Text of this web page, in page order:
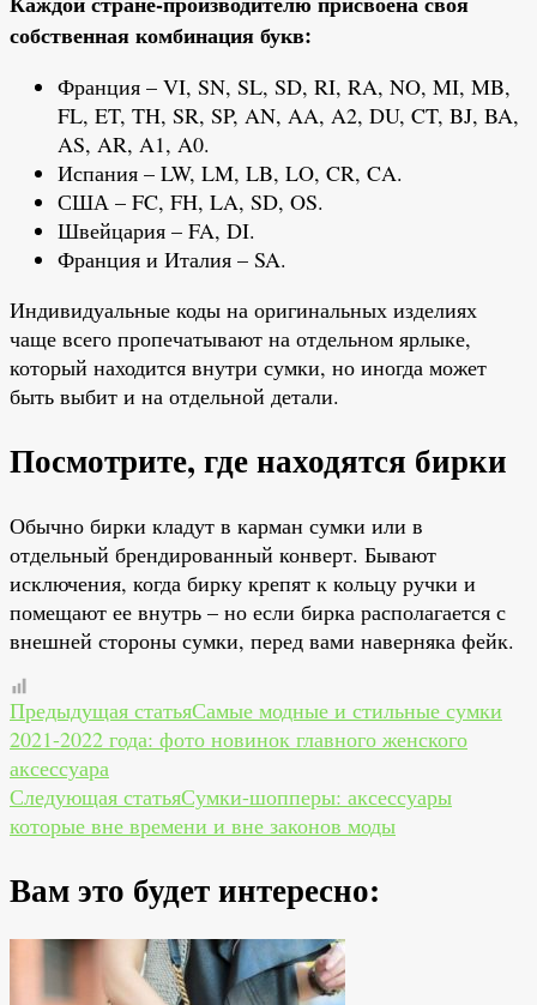
собственная комбинация букв:
Франция – VI, SN, SL, SD, RI, RA, NO, MI, MB,
FL, ET, TH, SR, SP, AN, AA, A2, DU, CT, BJ, BA,
AS, AR, A1, A0.
Испания – LW, LM, LB, LO, CR, CA.
США – FC, FH, LA, SD, OS.
Швейцария – FA, DI.
Франция и Италия – SA.
Индивидуальные коды на оригинальных изделиях
чаще всего пропечатывают на отдельном ярлыке,
который находится внутри сумки, но иногда может
быть выбит и на отдельной детали.
Посмотрите, где находятся бирки
Обычно бирки кладут в карман сумки или в
отдельный брендированный конверт. Бывают
исключения, когда бирку крепят к кольцу ручки и
помещают ее внутрь – но если бирка располагается с
внешней стороны сумки, перед вами наверняка фейк.
Навигация
по
записям
Предыдущая статьяСамые модные и стильные сумки
2021-2022 года: фото новинок главного женского
аксессуара
Следующая статьяСумки-шопперы: аксессуары
которые вне времени и вне законов моды
Вам это будет интересно: